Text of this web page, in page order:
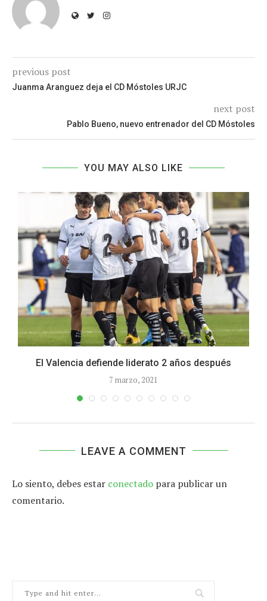
previous post
Juanma Aranguez deja el CD Móstoles URJC
next post
Pablo Bueno, nuevo entrenador del CD Móstoles
YOU MAY ALSO LIKE
El Valencia defiende liderato 2 años después
7 marzo, 2021
LEAVE A COMMENT
Lo siento, debes estar conectado para publicar un
comentario.